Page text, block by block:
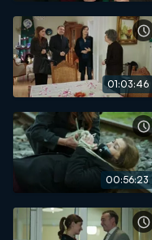
01:03:46
00:56:23